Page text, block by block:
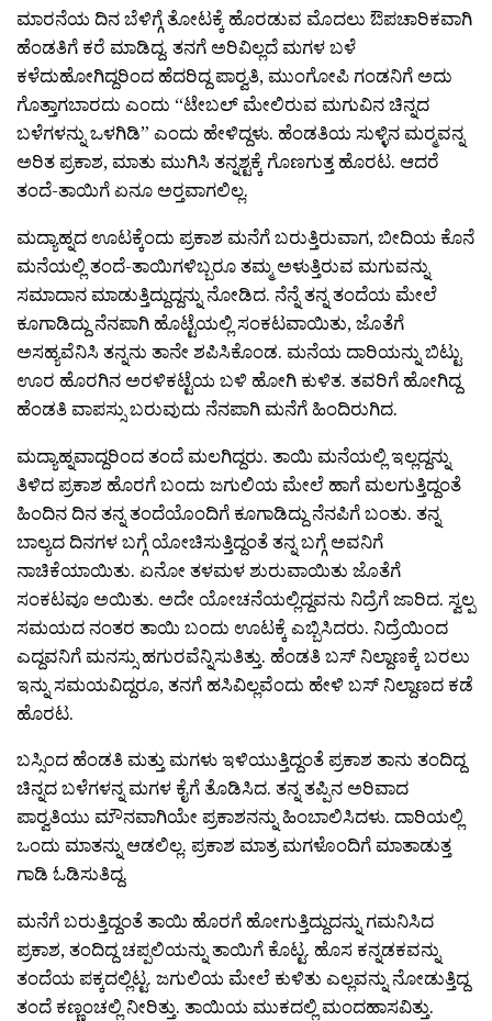
ಮಾರನೆಯ ದಿನ ಬೆಳಿಗ್ಗೆ ತೋಟಕ್ಕೆ ಹೊರಡುವ ಮೊದಲು ಔಪಚಾರಿಕವಾಗಿ
ಹೆಂಡತಿಗೆ ಕರೆ ಮಾಡಿದ್ದ. ತನಗೆ ಅರಿವಿಲ್ಲದೆ ಮಗಳ ಬಳೆ
ಕಳೆದುಹೋಗಿದ್ದರಿಂದ ಹೆದರಿದ್ದ ಪಾರ‍್ವತಿ, ಮುಂಗೋಪಿ ಗಂಡನಿಗೆ ಅದು
ಗೊತ್ತಾಗಬಾರದು ಎಂದು “ಟೇಬಲ್ ಮೇಲಿರುವ ಮಗುವಿನ ಚಿನ್ನದ
ಬಳೆಗಳನ್ನು ಒಳಗಿಡಿ” ಎಂದು ಹೇಳಿದ್ದಳು. ಹೆಂಡತಿಯ ಸುಳ್ಳಿನ ಮರ‍್ಮವನ್ನ
ಅರಿತ ಪ್ರಕಾಶ, ಮಾತು ಮುಗಿಸಿ ತನ್ನಶ್ಟಕ್ಕೆ ಗೊಣಗುತ್ತ ಹೊರಟ. ಆದರೆ
ತಂದೆ-ತಾಯಿಗೆ ಏನೂ ಅರ‍್ತವಾಗಲಿಲ್ಲ.
ಮದ್ಯಾಹ್ನದ ಊಟಕ್ಕೆಂದು ಪ್ರಕಾಶ ಮನೆಗೆ ಬರುತ್ತಿರುವಾಗ, ಬೀದಿಯ ಕೊನೆ
ಮನೆಯಲ್ಲಿ ತಂದೆ-ತಾಯಿಗಳಿಬ್ಬರೂ ತಮ್ಮ ಅಳುತ್ತಿರುವ ಮಗುವನ್ನು
ಸಮಾದಾನ ಮಾಡುತ್ತಿದ್ದುದ್ದನ್ನು ನೋಡಿದ. ನೆನ್ನೆ ತನ್ನ ತಂದೆಯ ಮೇಲೆ
ಕೂಗಾಡಿದ್ದು ನೆನಪಾಗಿ ಹೊಟ್ಟೆಯಲ್ಲಿ ಸಂಕಟವಾಯಿತು, ಜೊತೆಗೆ
ಅಸಹ್ಯವೆನಿಸಿ ತನ್ನನು ತಾನೇ ಶಪಿಸಿಕೊಂಡ. ಮನೆಯ ದಾರಿಯನ್ನು ಬಿಟ್ಟು
ಊರ ಹೊರಗಿನ ಅರಳಿಕಟ್ಟೆಯ ಬಳಿ ಹೋಗಿ ಕುಳಿತ. ತವರಿಗೆ ಹೋಗಿದ್ದ
ಹೆಂಡತಿ ವಾಪಸ್ಸು ಬರುವುದು ನೆನಪಾಗಿ ಮನೆಗೆ ಹಿಂದಿರುಗಿದ.
ಮದ್ಯಾಹ್ನವಾದ್ದರಿಂದ ತಂದೆ ಮಲಗಿದ್ದರು. ತಾಯಿ ಮನೆಯಲ್ಲಿ ಇಲ್ಲದ್ದನ್ನು
ತಿಳಿದ ಪ್ರಕಾಶ ಹೊರಗೆ ಬಂದು ಜಗುಲಿಯ ಮೇಲೆ ಹಾಗೆ ಮಲಗುತ್ತಿದ್ದಂತೆ
ಹಿಂದಿನ ದಿನ ತನ್ನ ತಂದೆಯೊಂದಿಗೆ ಕೂಗಾಡಿದ್ದು ನೆನಪಿಗೆ ಬಂತು. ತನ್ನ
ಬಾಲ್ಯದ ದಿನಗಳ ಬಗ್ಗೆ ಯೋಚಿಸುತ್ತಿದ್ದಂತೆ ತನ್ನ ಬಗ್ಗೆ ಅವನಿಗೆ
ನಾಚಿಕೆಯಾಯಿತು. ಏನೋ ತಳಮಳ ಶುರುವಾಯಿತು ಜೊತೆಗೆ
ಸಂಕಟವೂ ಅಯಿತು. ಅದೇ ಯೋಚನೆಯಲ್ಲಿದ್ದವನು ನಿದ್ರೆಗೆ ಜಾರಿದ. ಸ್ವಲ್ಪ
ಸಮಯದ ನಂತರ ತಾಯಿ ಬಂದು ಊಟಕ್ಕೆ ಎಬ್ಬಿಸಿದರು. ನಿದ್ರೆಯಿಂದ
ಎದ್ದವನಿಗೆ ಮನಸ್ಸು ಹಗುರವೆನ್ನಿಸುತಿತ್ತು. ಹೆಂಡತಿ ಬಸ್ ನಿಲ್ದಾಣಕ್ಕೆ ಬರಲು
ಇನ್ನು ಸಮಯವಿದ್ದರೂ, ತನಗೆ ಹಸಿವಿಲ್ಲವೆಂದು ಹೇಳಿ ಬಸ್ ನಿಲ್ದಾಣದ ಕಡೆ
ಹೊರಟ.
ಬಸ್ಸಿಂದ ಹೆಂಡತಿ ಮತ್ತು ಮಗಳು ಇಳಿಯುತ್ತಿದ್ದಂತೆ ಪ್ರಕಾಶ ತಾನು ತಂದಿದ್ದ
ಚಿನ್ನದ ಬಳೆಗಳನ್ನ ಮಗಳ ಕೈಗೆ ತೊಡಿಸಿದ. ತನ್ನ ತಪ್ಪಿನ ಅರಿವಾದ
ಪಾರ‍್ವತಿಯು ಮೌನವಾಗಿಯೇ ಪ್ರಕಾಶನನ್ನು ಹಿಂಬಾಲಿಸಿದಳು. ದಾರಿಯಲ್ಲಿ
ಒಂದು ಮಾತನ್ನು ಆಡಲಿಲ್ಲ. ಪ್ರಕಾಶ ಮಾತ್ರ ಮಗಳೊಂದಿಗೆ ಮಾತಾಡುತ್ತ
ಗಾಡಿ ಓಡಿಸುತಿದ್ದ.
ಮನೆಗೆ ಬರುತ್ತಿದ್ದಂತೆ ತಾಯಿ ಹೊರಗೆ ಹೋಗುತ್ತಿದ್ದುದನ್ನು ಗಮನಿಸಿದ
ಪ್ರಕಾಶ, ತಂದಿದ್ದ ಚಪ್ಪಲಿಯನ್ನು ತಾಯಿಗೆ ಕೊಟ್ಟ. ಹೊಸ ಕನ್ನಡಕವನ್ನು
ತಂದೆಯ ಪಕ್ಕದಲ್ಲಿಟ್ಟ. ಜಗುಲಿಯ ಮೇಲೆ ಕುಳಿತು ಎಲ್ಲವನ್ನು ನೋಡುತ್ತಿದ್ದ
ತಂದೆ ಕಣ್ಣಂಚಲ್ಲಿ ನೀರಿತ್ತು. ತಾಯಿಯ ಮುಕದಲ್ಲಿ ಮಂದಹಾಸವಿತ್ತು.